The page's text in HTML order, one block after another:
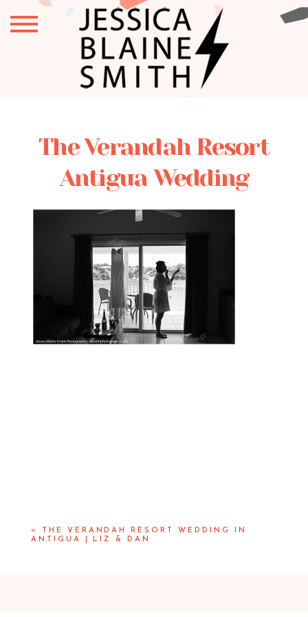
The Verandah Resort
Antigua Wedding
«
THE VERANDAH RESORT WEDDING IN
ANTIGUA | LIZ & DAN